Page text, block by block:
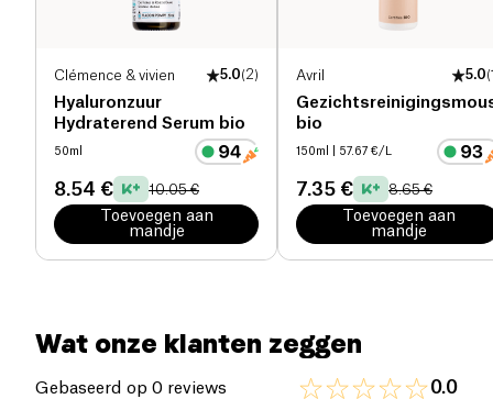
Clémence & vivien 5.0(2)
Hyaluronzuur
Hydraterend Serum bio
50ml
8.54 € 10.05 €
Toevoegen aan
mandje
Avril 5.0(
bio
150ml | 57.67 €/L
7.35 € 8.65 €
Toevoegen aan
mandje
Wat onze klanten zeggen
Gebaseerd op 0 reviews 0.0